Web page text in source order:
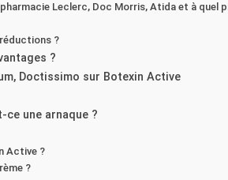
Leclerc, Doc Morris, Atida et à quel
?
?
Doctissimo sur Botexin Active
une arnaque ?
Active ?
?